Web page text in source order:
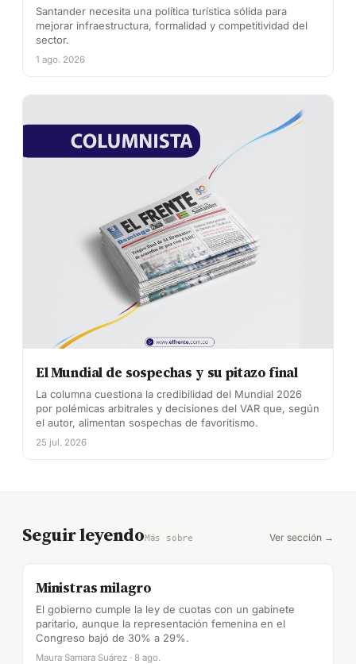
Santander necesita una política turística sólida para
mejorar infraestructura, formalidad y competitividad del
sector.
1 ago. 2026
El Mundial de sospechas y su pitazo final
La columna cuestiona la credibilidad del Mundial 2026
por polémicas arbitrales y decisiones del VAR que, según
el autor, alimentan sospechas de favoritismo.
25 jul. 2026
Seguir leyendoMás sobre Ver sección →
Ministras milagro
El gobierno cumple la ley de cuotas con un gabinete
paritario, aunque la representación femenina en el
Congreso bajó de 30% a 29%.
Maura Samara Suárez · 8 ago.